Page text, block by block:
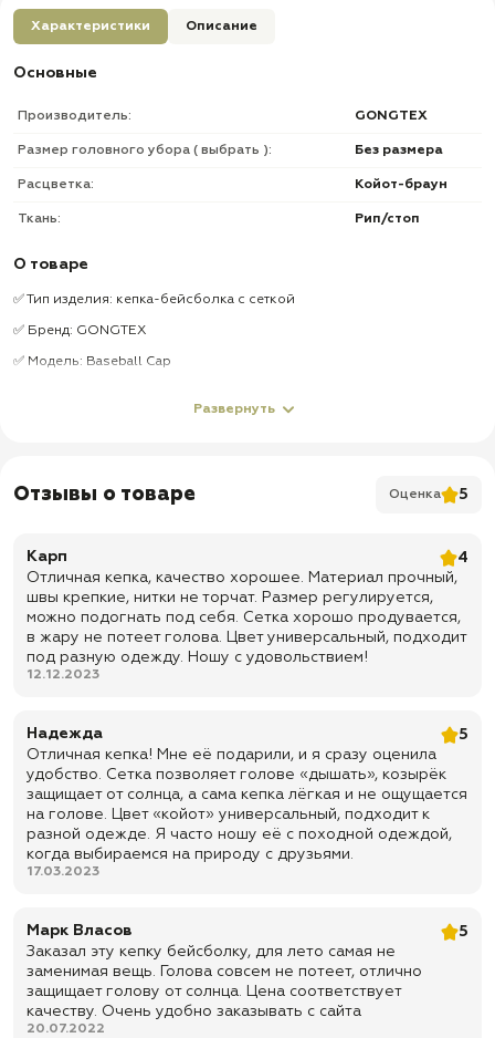
Характеристики Описание
Основные
Производитель: GONGTEX
Размер головного убора ( выбрать ): Без размера
Расцветка: Койот-браун
Ткань: Рип/стоп
О товаре
✅ Тип изделия: кепка-бейсболка с сеткой
✅ Бренд: GONGTEX
✅ Модель: Baseball Cap
✅ Жесткий козырек
✅ 4 вентиляционных отверстия
✅ Вставки по бокам: сетчатая ткань
✅ Регулируемая застежка Velcro
✅ Регулируемая посадка по размеру головы
✅ Подходит для города, рыбалки, охоты, туризма, страйкбола,
✅ Быстрая отправка
Развернуть
Отзывы о товаре Оценка 5
Карп
4
Отличная кепка, качество хорошее. Материал прочный,
швы крепкие, нитки не торчат. Размер регулируется,
можно подогнать под себя. Сетка хорошо продувается,
в жару не потеет голова. Цвет универсальный, подходит
под разную одежду. Ношу с удовольствием!
12.12.2023
Надежда
5
Отличная кепка! Мне её подарили, и я сразу оценила
удобство. Сетка позволяет голове «дышать», козырёк
защищает от солнца, а сама кепка лёгкая и не ощущается
на голове. Цвет «койот» универсальный, подходит к
разной одежде. Я часто ношу её с походной одеждой,
когда выбираемся на природу с друзьями.
17.03.2023
Марк Власов
5
Заказал эту кепку бейсболку, для лето самая не
заменимая вещь. Голова совсем не потеет, отлично
защищает голову от солнца. Цена соответствует
качеству. Очень удобно заказывать с сайта
20.07.2022